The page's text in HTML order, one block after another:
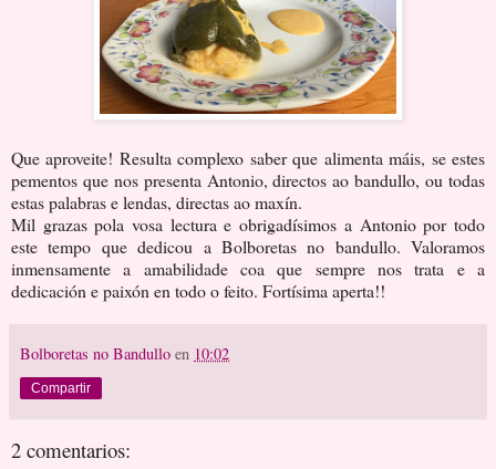
Que aproveite! Resulta complexo saber que alimenta máis, se estes
pementos que nos presenta Antonio, directos ao bandullo, ou todas
estas palabras e lendas, directas ao maxín.
Mil grazas pola vosa lectura e obrigadísimos a Antonio por todo
este tempo que dedicou a Bolboretas no bandullo. Valoramos
inmensamente a amabilidade coa que sempre nos trata e a
dedicación e paixón en todo o feito. Fortísima aperta!!
Bolboretas no Bandullo en 10:02
Compartir
2 comentarios: